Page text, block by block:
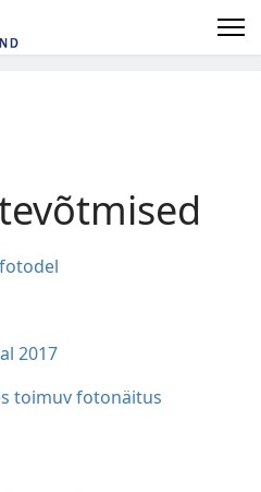
2017
toimuv fotonäitus